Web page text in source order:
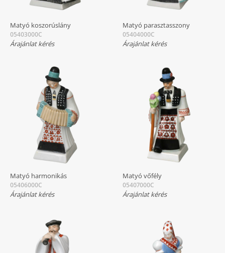
Matyó koszorúslány
05403000C
Árajánlat kérés
Matyó parasztasszony
05404000C
Árajánlat kérés
Matyó harmonikás
05406000C
Árajánlat kérés
Matyó vőfély
05407000C
Árajánlat kérés